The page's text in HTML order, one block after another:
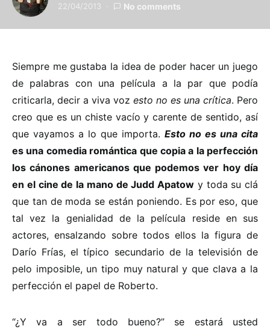
22/04/2013 No comments
Siempre me gustaba la idea de poder hacer un juego
de palabras con una película a la par que podía
criticarla, decir a viva voz esto no es una crítica. Pero
creo que es un chiste vacío y carente de sentido, así
que vayamos a lo que importa. Esto no es una cita
es una comedia romántica que copia a la perfección
los cánones americanos que podemos ver hoy día
en el cine de la mano de Judd Apatow y toda su clá
que tan de moda se están poniendo. Es por eso, que
tal vez la genialidad de la película reside en sus
actores, ensalzando sobre todos ellos la figura de
Darío Frías, el típico secundario de la televisión de
pelo imposible, un tipo muy natural y que clava a la
perfección el papel de Roberto.
“¿Y va a ser todo bueno?” se estará usted